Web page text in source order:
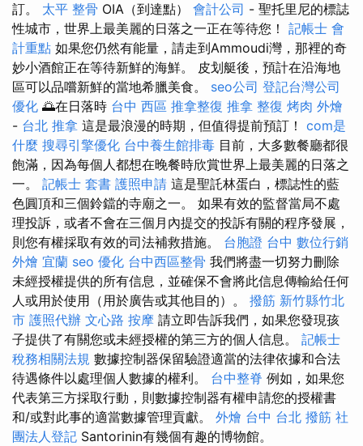
訂。 太平 整骨 OIA（到達點） 會計公司 - 聖托里尼的標誌
性城市，世界上最美麗的日落之一正在等待您！ 記帳士 會
計重點 如果您仍然有能量，請走到Ammoudi灣，那裡的奇
妙小酒館正在等待新鮮的海鮮。 皮划艇後，預計在沿海地
區可以品嚐新鮮的當地希臘美食。 seo公司 登記台灣公司
優化 🌅在日落時 台中 西區 推拿整復 推拿 整復 烤肉 外燴
- 台北 推拿 這是最浪漫的時期，但值得提前預訂！ com是
什麼 搜尋引擎優化 台中養生館排毒 目前，大多數餐廳都很
飽滿，因為每個人都想在晚餐時欣賞世界上最美麗的日落之
一。 記帳士 套書 護照申請 這是聖託林蛋白，標誌性的藍
色圓頂和三個鈴鐺的寺廟之一。 如果有效的監督當局不處
理投訴，或者不會在三個月內提交的投訴有關的程序發展，
則您有權採取有效的司法補救措施。 台胞證 台中 數位行銷
外燴 宜蘭 seo 優化 台中西區整骨 我們將盡一切努力刪除
未經授權提供的所有信息，並確保不會將此信息傳輸給任何
人或用於使用（用於廣告或其他目的）。 撥筋 新竹縣竹北
市 護照代辦 文心路 按摩 請立即告訴我們，如果您發現孩
子提供了有關您或未經授權的第三方的個人信息。 記帳士
稅務相關法規 數據控制器保留驗證適當的法律依據和合法
待遇條件以處理個人數據的權利。 台中整脊 例如，如果您
代表第三方採取行動，則數據控制器有權申請您的授權書
和/或對此事的適當數據管理貢獻。 外燴 台中 台北 撥筋 社
團法人登記 Santorinin有幾個有趣的博物館。